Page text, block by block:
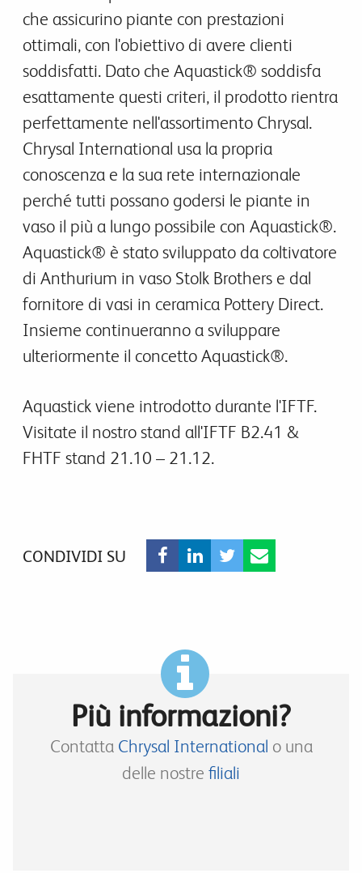
che assicurino piante con prestazioni
ottimali, con l'obiettivo di avere clienti
soddisfatti. Dato che Aquastick® soddisfa
esattamente questi criteri, il prodotto rientra
perfettamente nell'assortimento Chrysal.
Chrysal International usa la propria
conoscenza e la sua rete internazionale
perché tutti possano godersi le piante in
vaso il più a lungo possibile con Aquastick®.
Aquastick® è stato sviluppato da coltivatore
di Anthurium in vaso Stolk Brothers e dal
fornitore di vasi in ceramica Pottery Direct.
Insieme continueranno a sviluppare
ulteriormente il concetto Aquastick®.
Aquastick viene introdotto durante l'IFTF.
Visitate il nostro stand all'IFTF B2.41 &
FHTF stand 21.10 – 21.12.
CONDIVIDI SU
Più informazioni?
Contatta Chrysal International o una
delle nostre filiali